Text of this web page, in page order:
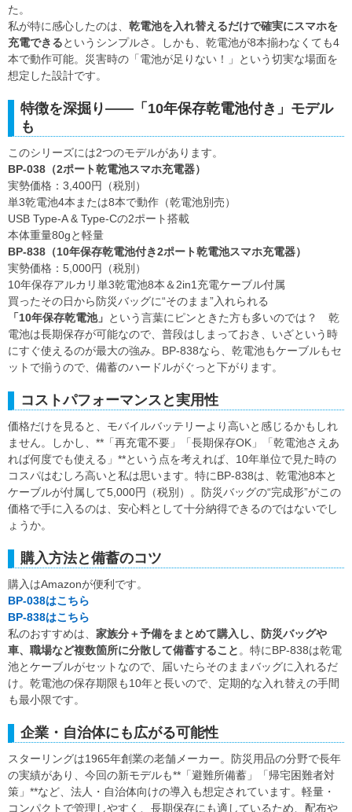
た。
私が特に感心したのは、 乾電池を入れ替えるだけで確実にスマホを
充電できるというシンプルさ。しかも、乾電池が8本揃わなくても4
本で動作可能。災害時の「電池が足りない！」という切実な場面を
想定した設計です。
特徴を深掘り――「10年保存乾電池付き」モデル
も
このシリーズには2つのモデルがあります。
BP-038（2ポート乾電池スマホ充電器）
実勢価格：3,400円（税別）
単3乾電池4本または8本で動作（乾電池別売）
USB Type-A & Type-Cの2ポート搭載
本体重量80gと軽量
BP-838（10年保存乾電池付き2ポート乾電池スマホ充電器）
実勢価格：5,000円（税別）
10年保存アルカリ単3乾電池8本＆2in1充電ケーブル付属
買ったその日から防災バッグに“そのまま”入れられる
「10年保存乾電池」 という言葉にピンときた方も多いのでは？ 乾
電池は長期保存が可能なので、普段はしまっておき、いざという時
にすぐ使えるのが最大の強み。BP-838なら、乾電池もケーブルもセ
ットで揃うので、備蓄のハードルがぐっと下がります。
コストパフォーマンスと実用性
価格だけを見ると、モバイルバッテリーより高いと感じるかもしれ
ません。しかし、**「再充電不要」「長期保存OK」「乾電池さえあ
れば何度でも使える」**という点を考えれば、10年単位で見た時の
コスパはむしろ高いと私は思います。特にBP-838は、乾電池8本と
ケーブルが付属して5,000円（税別）。防災バッグの“完成形”がこの
価格で手に入るのは、安心料として十分納得できるのではないでし
ょうか。
購入方法と備蓄のコツ
購入はAmazonが便利です。
BP-038はこちら
BP-838はこちら
私のおすすめは、 家族分＋予備をまとめて購入し、防災バッグや
車、職場など複数箇所に分散して備蓄すること 。特にBP-838は乾電
池とケーブルがセットなので、届いたらそのままバッグに入れるだ
け。乾電池の保存期限も10年と長いので、定期的な入れ替えの手間
も最小限です。
企業・自治体にも広がる可能性
スターリングは1965年創業の老舗メーカー。防災用品の分野で長年
の実績があり、今回の新モデルも**「避難所備蓄」「帰宅困難者対
策」**など、法人・自治体向けの導入も想定されています。軽量・
コンパクトで管理しやすく、長期保存にも適しているため、配布や